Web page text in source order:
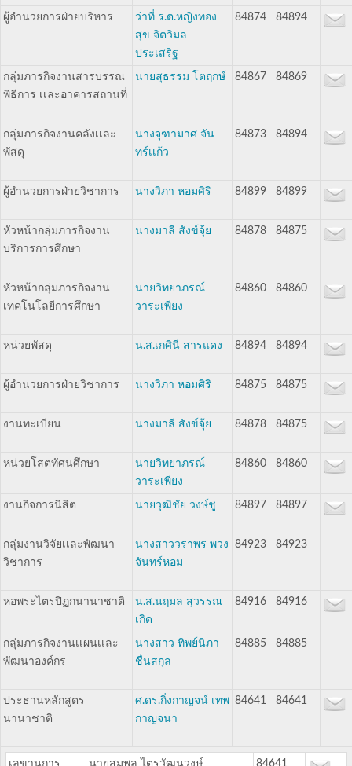
ผู้อำนวยการฝ่ายบริหาร
ว่าที่ ร.ต.หญิงทอง
สุข จิตวิมล
ประเสริฐ
84874 84894
กลุ่มภารกิจงานสารบรรณ
พิธีการ เเละอาคารสถานที่
นายสุธรรม โตฤกษ์ 84867 84869
กลุ่มภารกิจงานคลังเเละ
พัสดุ
นางจุฑามาศ จัน
ทร์เเก้ว
84873 84894
ผู้อำนวยการฝ่ายวิชาการ นางวิภา หอมศิริ 84899 84899
หัวหน้ากลุ่มภารกิจงาน
บริการการศึกษา
นางมาลี สังข์จุ้ย 84878 84875
หัวหน้ากลุ่มภารกิจงาน
เทคโนโลยีการศึกษา
นายวิทยาภรณ์
วาระเพียง
84860 84860
หน่วยพัสดุ น.ส.เกศินี สารแดง 84894 84894
ผู้อำนวยการฝ่ายวิชาการ นางวิภา หอมศิริ 84875 84875
งานทะเบียน นางมาลี สังข์จุ้ย 84878 84875
หน่วยโสตทัศนศึกษา
นายวิทยาภรณ์
วาระเพียง
84860 84860
งานกิจการนิสิต นายวุฒิชัย วงษ์ชู 84897 84897
กลุ่มงานวิจัยเเละพัฒนา
วิชาการ
นางสาววราพร พวง
จันทร์หอม
84923 84923
หอพระไตรปิฏกนานาชาติ
น.ส.นฤมล สุวรรณ
เกิด
84916 84916
กลุ่มภารกิจงานเเผนเเละ
พัฒนาองค์กร
นางสาว ทิพย์นิภา
ชื่นสกุล
84885 84885
ประธานหลักสูตร
นานาชาติ
ศ.ดร.กิ่งกาญจน์ เทพ
กาญจนา
84641 84641
เลขานุการ นายสมพล ไตรวัฒนวงษ์ 84641